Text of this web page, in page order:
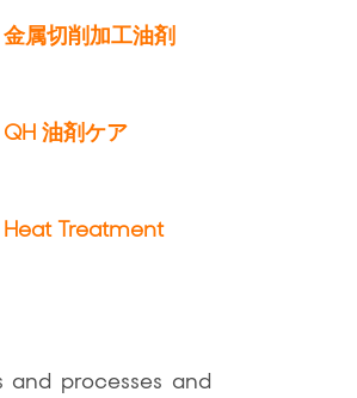
金属切削加工油剤
QH 油剤ケア
Heat Treatment
and processes and